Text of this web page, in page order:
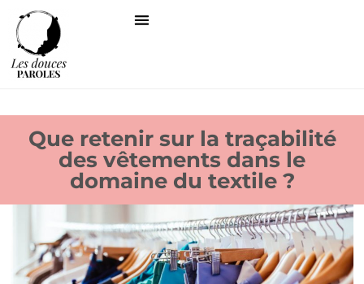
Que retenir sur la traçabilité
des vêtements dans le
domaine du textile ?